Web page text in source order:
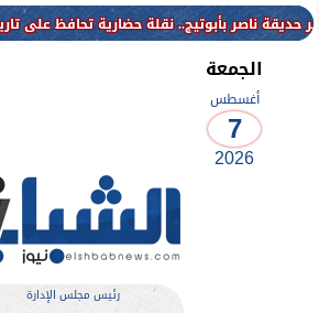
الجمعة
أغسطس
7
2026
رئيس مجلس الإدارة